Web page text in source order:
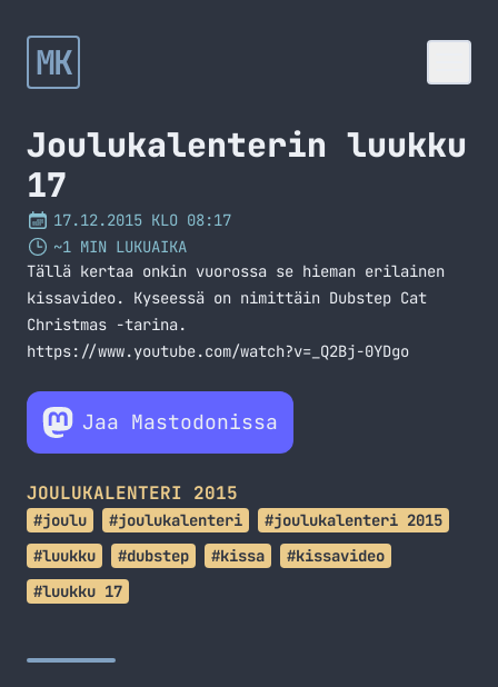
MK
Joulukalenterin luukku
17
17.12.2015 KLO 08:17
~1 MIN LUKUAIKA
Tällä kertaa onkin vuorossa se hieman erilainen
kissavideo. Kyseessä on nimittäin Dubstep Cat
Christmas -tarina.
https://www.youtube.com/watch?v=_Q2Bj-0YDgo
Jaa Mastodonissa
JOULUKALENTERI 2015
#joulu #joulukalenteri
#joulukalenteri 2015
#luukku
#dubstep #kissa
#kissavideo
#luukku 17